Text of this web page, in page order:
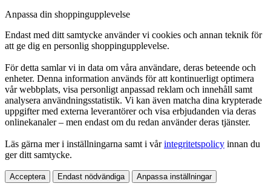
Anpassa din shoppingupplevelse
Endast med ditt samtycke använder vi cookies och annan teknik för
att ge dig en personlig shoppingupplevelse.
För detta samlar vi in data om våra användare, deras beteende och
enheter. Denna information används för att kontinuerligt optimera
vår webbplats, visa personligt anpassad reklam och innehåll samt
analysera användningsstatistik. Vi kan även matcha dina krypterade
uppgifter med externa leverantörer och visa erbjudanden via deras
onlinekanaler – men endast om du redan använder deras tjänster.
Läs gärna mer i inställningarna samt i vårintegritetspolicy innan du
ger ditt samtycke.
Acceptera Endast nödvändiga Anpassa inställningar